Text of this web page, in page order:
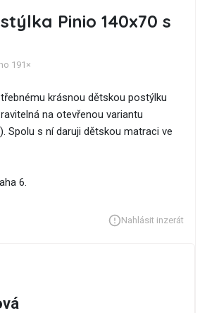
Pinio 140x70 s
191×
krásnou dětskou postýlku
na otevřenou variantu
Spolu s ní daruji dětskou matraci ve
6.
Nahlásit inzerát